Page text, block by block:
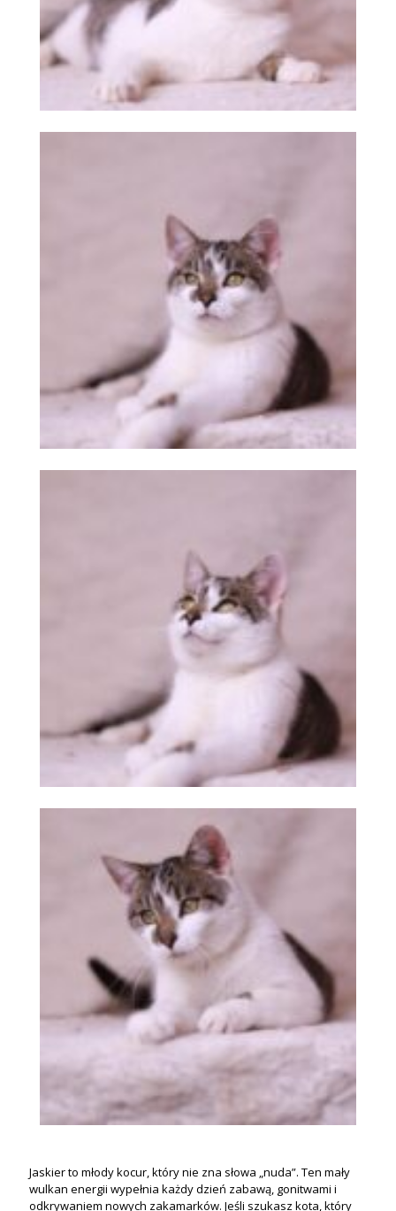
Jaskier to młody kocur, który nie zna słowa „nuda”. Ten mały
wulkan energii wypełnia każdy dzień zabawą, gonitwami i
odkrywaniem nowych zakamarków. Jeśli szukasz kota, który